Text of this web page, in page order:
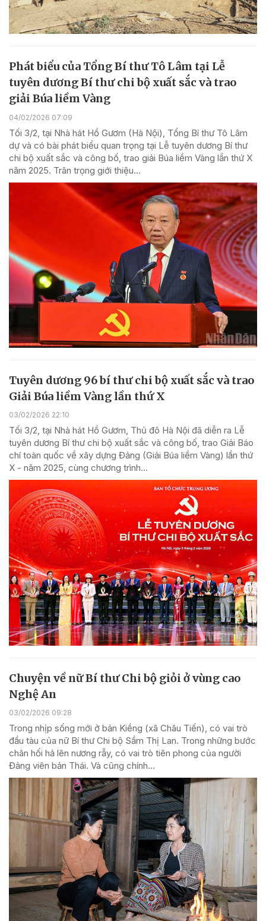
Phát biểu của Tổng Bí thư Tô Lâm tại Lễ
tuyên dương Bí thư chi bộ xuất sắc và trao
giải Búa liềm Vàng
04/02/2026 07:09
Tối 3/2, tại Nhà hát Hồ Gươm (Hà Nội), Tổng Bí thư Tô Lâm
dự và có bài phát biểu quan trọng tại Lễ tuyên dương Bí thư
chi bộ xuất sắc và công bố, trao giải Búa liềm Vàng lần thứ X
năm 2025. Trân trọng giới thiệu...
Tuyên dương 96 bí thư chi bộ xuất sắc và trao
Giải Búa liềm Vàng lần thứ X
03/02/2026 22:10
Tối 3/2, tại Nhà hát Hồ Gươm, Thủ đô Hà Nội đã diễn ra Lễ
tuyên dương Bí thư chi bộ xuất sắc và công bố, trao Giải Báo
chí toàn quốc về xây dựng Đảng (Giải Búa liềm Vàng) lần thứ
X - năm 2025, cùng chương trình...
Chuyện về nữ Bí thư Chi bộ giỏi ở vùng cao
Nghệ An
03/02/2026 09:28
Trong nhịp sống mới ở bản Kiềng (xã Châu Tiến), có vai trò
đầu tàu của nữ Bí thư Chi bộ Sầm Thị Lan. Trong những bước
chân hối hả lên nương rẫy, có vai trò tiên phong của người
Đảng viên bản Thái. Và cũng chính...